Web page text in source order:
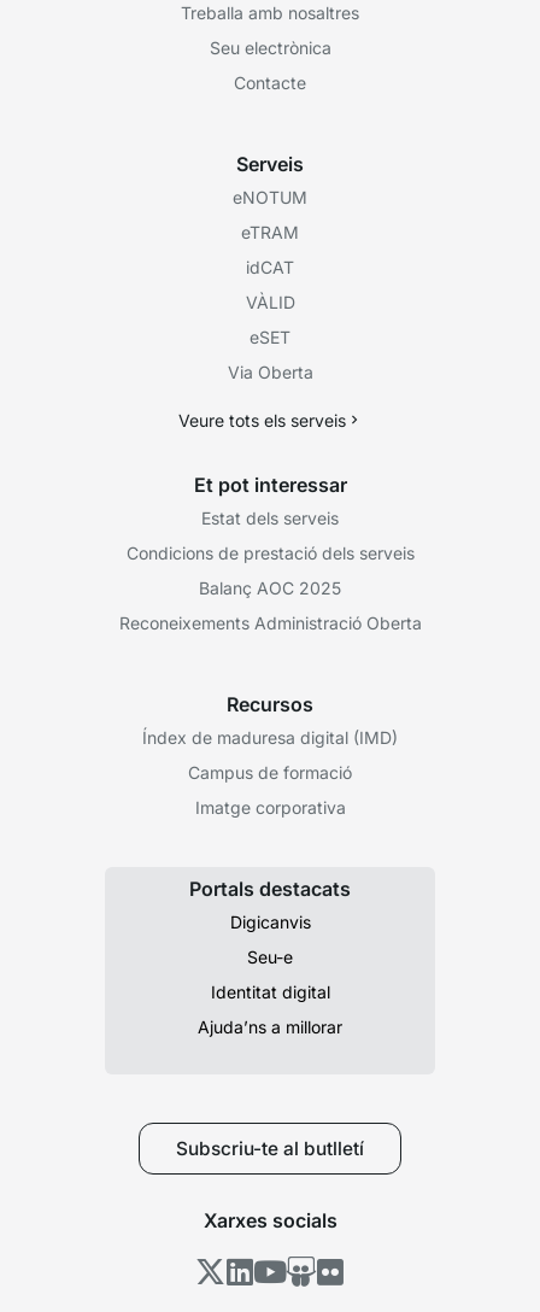
Treballa amb nosaltres
Seu electrònica
Contacte
Serveis
eNOTUM
eTRAM
idCAT
VÀLID
eSET
Via Oberta
Veure tots els serveis
Et pot interessar
Estat dels serveis
Condicions de prestació dels serveis
Balanç AOC 2025
Reconeixements Administració Oberta
Recursos
Índex de maduresa digital (IMD)
Campus de formació
Imatge corporativa
Portals destacats
Digicanvis
Seu-e
Identitat digital
Ajuda’ns a millorar
Subscriu-te al butlletí
Xarxes socials